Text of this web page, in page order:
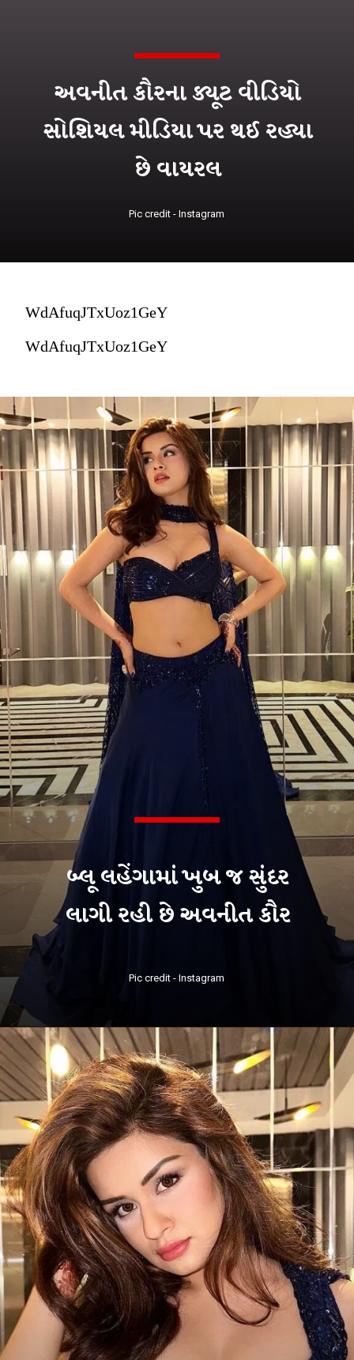
અવનીત કૌરના ક્યૂટ વીડિયો
સોશિયલ મીડિયા પર થઈ રહ્યા
છે વાયરલ
Pic credit - Instagram
WdAfuqJTxUoz1GeY
WdAfuqJTxUoz1GeY
બ્લૂ લહેંગામાં ખુબ જ સુંદર
લાગી રહી છે અવનીત કૌર
Pic credit - Instagram